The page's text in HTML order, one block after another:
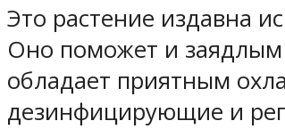
Это растение издавна
Оно поможет и заядлым
обладает приятным
дезинфицирующие и